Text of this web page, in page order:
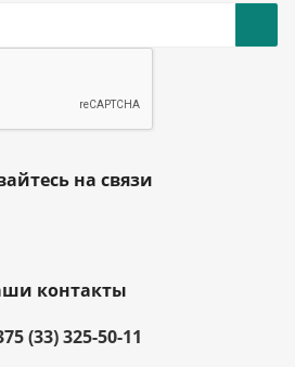
на связи
контакты
(33) 325-50-11